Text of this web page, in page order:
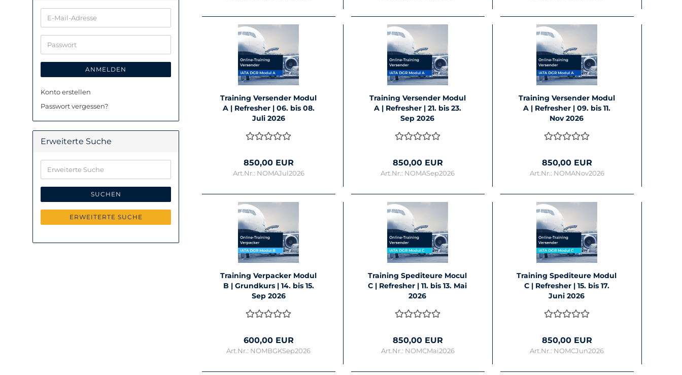
Trai­ning Ver­sen­der Modul
A | Re­fres­her | 06. bis 08.
Juli 2026
850,00 EUR
Art.Nr.: NOMAJul2026
Trai­ning Ver­sen­der Modul
A | Re­fres­her | 21. bis 23.
Sep 2026
850,00 EUR
Art.Nr.: NOMASep2026
Trai­ning Ver­sen­der Modul
A | Re­fres­her | 09. bis 11.
Nov 2026
850,00 EUR
Art.Nr.: NOMANov2026
Trai­ning Ver­pa­cker Modul
B | Grund­kurs | 14. bis 15.
Sep 2026
600,00 EUR
Art.Nr.: NOMBGKSep2026
Trai­ning Spe­di­teu­re Mocul
C | Re­fres­her | 11. bis 13. Mai
2026
850,00 EUR
Art.Nr.: NOMCMai2026
Trai­ning Spe­di­teu­re Modul
C | Re­fres­her | 15. bis 17.
Juni 2026
850,00 EUR
Art.Nr.: NOMCJun2026
E-
Mail-
Adresse
Passwort
ANMELDEN
Konto erstellen
Passwort vergessen?
Erweiterte Suche
Suche
SUCHEN
ERWEITERTE SUCHE